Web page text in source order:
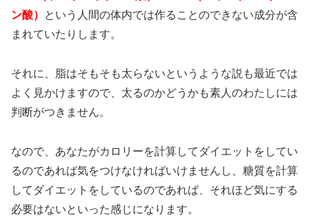
ン酸）
という人間の体内では作ることのできない成分が含
まれていたりします。
それに、脂はそもそも太らないというような説も最近では
よく見かけますので、太るのかどうかも素人のわたしには
判断がつきません。
なので、あなたがカロリーを計算してダイエットをしてい
るのであれば気をつけなければいけませんし、糖質を計算
してダイエットをしているのであれば、それほど気にする
必要はないといった感じになります。